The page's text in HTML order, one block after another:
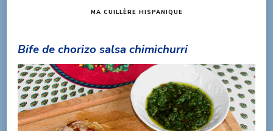
MA CUILLÈRE HISPANIQUE
Bife de chorizo salsa chimichurri